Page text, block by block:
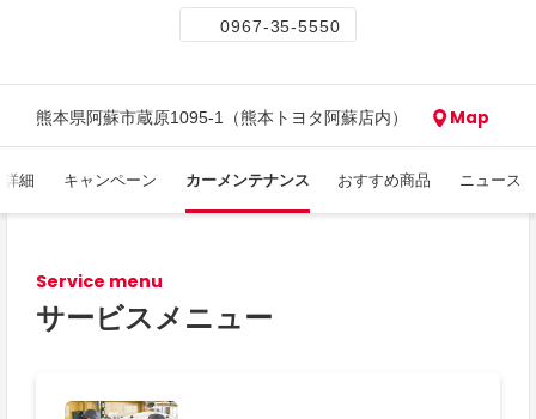
0967-35-5550
熊本県阿蘇市蔵原1095-1（熊本トヨタ阿蘇店内） Map
細 キャンペーン カーメンテナンス おすすめ商品 ニュース
Service menu
サービスメニュー